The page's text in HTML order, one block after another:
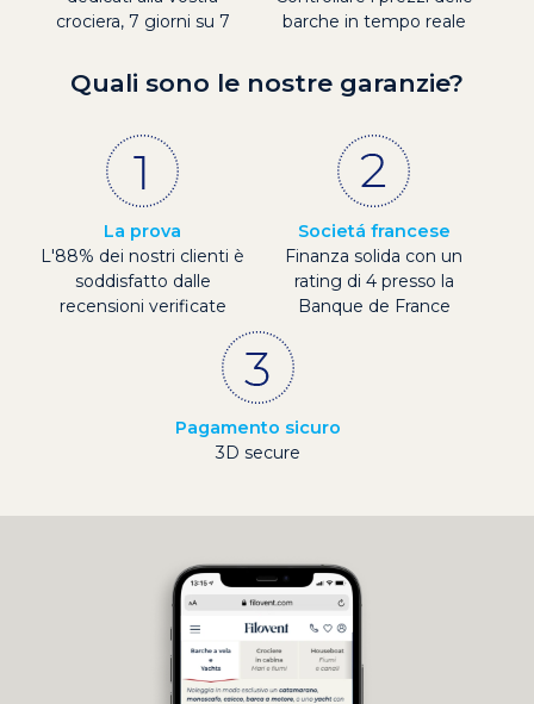
crociera, 7 giorni su 7
barche in tempo reale
Quali sono le nostre garanzie?
La prova
L'88% dei nostri clienti è
soddisfatto dalle
recensioni verificate
Societá francese
Finanza solida con un
rating di 4 presso la
Banque de France
Pagamento sicuro
3D secure